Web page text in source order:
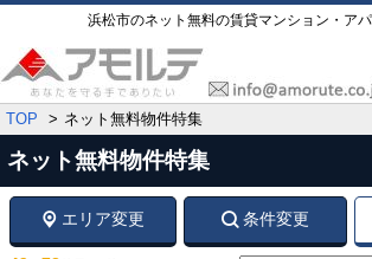
浜松市のネット無料の賃貸マンション・アパ
TOP ネット無料物件特集
ネット無料物件特集
エリア変更 条件変更